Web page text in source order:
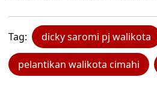
Tag: dicky saromi pj walikota
pelantikan walikota cimahi